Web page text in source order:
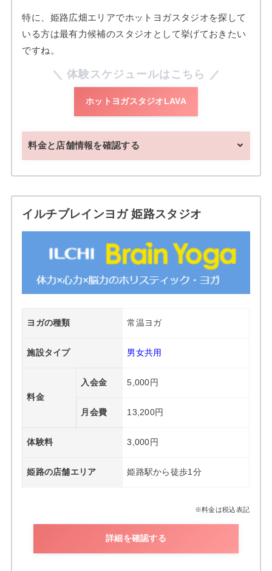
特に、姫路広畑エリアでホットヨガスタジオを探して
いる方は最有力候補のスタジオとして挙げておきたい
ですね。
体験スケジュールはこちら
ホットヨガスタジオLAVA
料金と店舗情報を確認する
イルチブレインヨガ 姫路スタジオ
ヨガの種類 常温ヨガ
施設タイプ 男女共用
料金
入会金 5,000円
月会費 13,200円
体験料 3,000円
姫路の店舗エリア 姫路駅から徒歩1分
※料金は税込表記
詳細を確認する